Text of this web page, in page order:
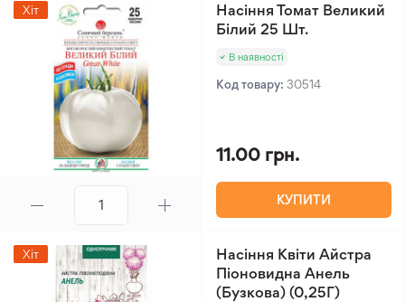
Хіт
Насіння Томат Великий
Білий 25 Шт.
В наявності
Код товару: 30514
11.00 грн.
КУПИТИ
Хіт
Насіння Квіти Айстра
Піоновидна Анель
(Бузкова) (0,25Г)